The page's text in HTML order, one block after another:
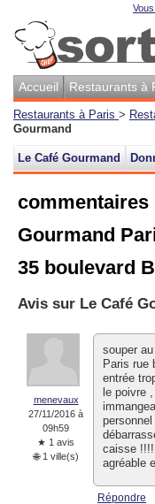
Accueil Restaurants à
Restaurants à Paris >
Gourmand
Le Café Gourmand
commentaires
Gourmand
35 boulevard
Avis sur Le Café
menevaux
27/11/2016 à
09h59
★ 1 avis
🌐 1 ville(s)
souper
Paris rue
entrée
le poivre
caisse
agréable
Répondre